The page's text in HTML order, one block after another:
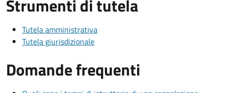
Strumenti di tutela
Tutela amministrativa
Tutela giurisdizionale
Domande frequenti